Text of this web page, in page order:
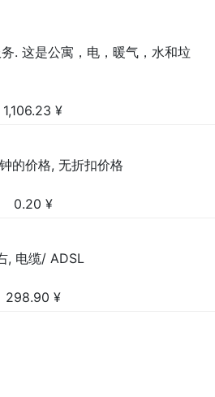
. 这是公寓，电，暖气，水和垃
1,106.23 ¥
的价格, 无折扣价格
0.20 ¥
, 电缆/ ADSL
298.90 ¥